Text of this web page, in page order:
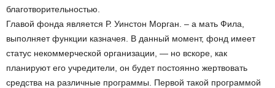
благотворительностью.
Главой фонда является Р. Уинстон Морган. – а мать Фила,
выполняет функции казначея. В данный момент, фонд имеет
статус некоммерческой организации, — но вскоре, как
планируют его учредители, он будет постоянно жертвовать
средства на различные программы. Первой такой программой